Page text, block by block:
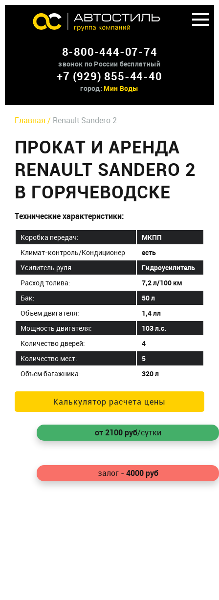
Аренда доп оборудования
О нас
Контакты
8-800-444-07-74
звонок по России бесплатный
+7 (929) 855-44-40
город: Мин Воды
Главная / Renault Sandero 2
ПРОКАТ И АРЕНДА
RENAULT SANDERO 2
В ГОРЯЧЕВОДСКЕ
Технические характеристики:
Коробка передач:
МКПП
Климат-контроль/Кондиционер
есть
Усилитель руля
Гидроусилитель
Расход толива:
7,2 л/100 км
Бак:
50 л
Объем двигателя:
1,4 лл
Мощность двигателя:
103 л.с.
Количество дверей:
4
Количество мест:
5
Объем багажника:
320 л
Калькулятор расчета цены
от 2100руб/сутки
залог - 4000руб